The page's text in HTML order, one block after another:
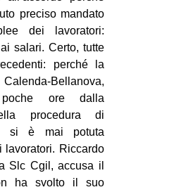
preciso mandato
dei lavoratori:
salari. Certo, tutte
perché la
Bellanova,
ore dalla
procedura di
si è mai potuta
lavoratori. Riccardo
Slc Cgil, accusa il
ha svolto il suo